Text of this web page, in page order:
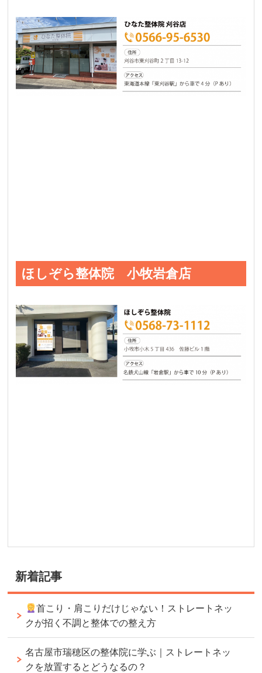
ほしぞら整体院 小牧岩倉店
新着記事
首こり・肩こりだけじゃない！ストレートネッ
クが招く不調と整体での整え方
名古屋市瑞穂区の整体院に学ぶ｜ストレートネッ
クを放置するとどうなるの？